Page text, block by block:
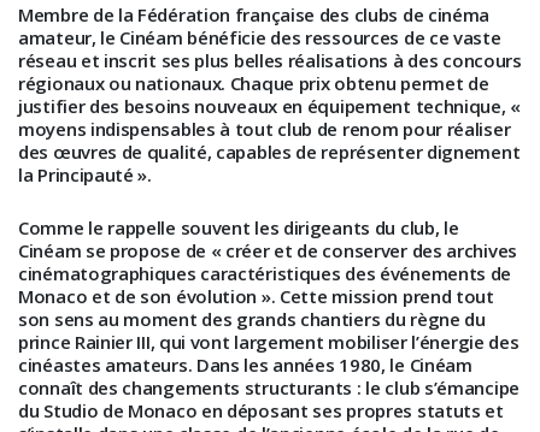
Membre de la Fédération française des clubs de cinéma
amateur, le Cinéam bénéficie des ressources de ce vaste
réseau et inscrit ses plus belles réalisations à des concours
régionaux ou nationaux. Chaque prix obtenu permet de
justifier des besoins nouveaux en équipement technique, «
moyens indispensables à tout club de renom pour réaliser
des œuvres de qualité, capables de représenter dignement
la Principauté ».
Comme le rappelle souvent les dirigeants du club, le
Cinéam se propose de « créer et de conserver des archives
cinématographiques caractéristiques des événements de
Monaco et de son évolution ». Cette mission prend tout
son sens au moment des grands chantiers du règne du
prince Rainier III, qui vont largement mobiliser l’énergie des
cinéastes amateurs. Dans les années 1980, le Cinéam
connaît des changements structurants : le club s’émancipe
du Studio de Monaco en déposant ses propres statuts et